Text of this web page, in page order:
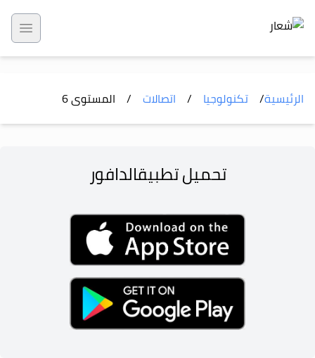
الرئيسية/ تكنولوجيا / اتصالات / المستوى
تحميل تطبيقالدافور